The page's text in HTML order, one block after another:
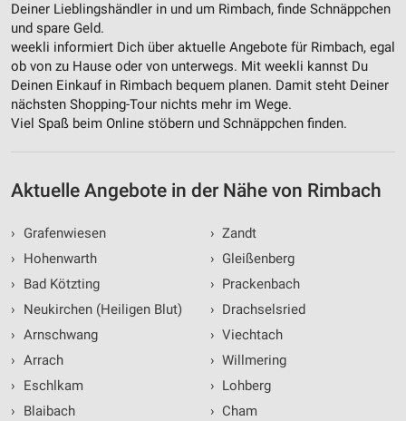
Deiner Lieblingshändler in und um Rimbach, finde Schnäppchen
und spare Geld.
weekli informiert Dich über aktuelle Angebote für Rimbach, egal
ob von zu Hause oder von unterwegs. Mit weekli kannst Du
Deinen Einkauf in Rimbach bequem planen. Damit steht Deiner
nächsten Shopping-Tour nichts mehr im Wege.
Viel Spaß beim Online stöbern und Schnäppchen finden.
Aktuelle Angebote in der Nähe von Rimbach
›
Grafenwiesen
›
Hohenwarth
›
Bad Kötzting
›
Neukirchen (Heiligen Blut)
› Arnschwang
› Arrach
›
Eschlkam
›
Blaibach
› Zandt
› Gleißenberg
› Prackenbach
› Drachselsried
› Viechtach
› Willmering
› Lohberg
› Cham